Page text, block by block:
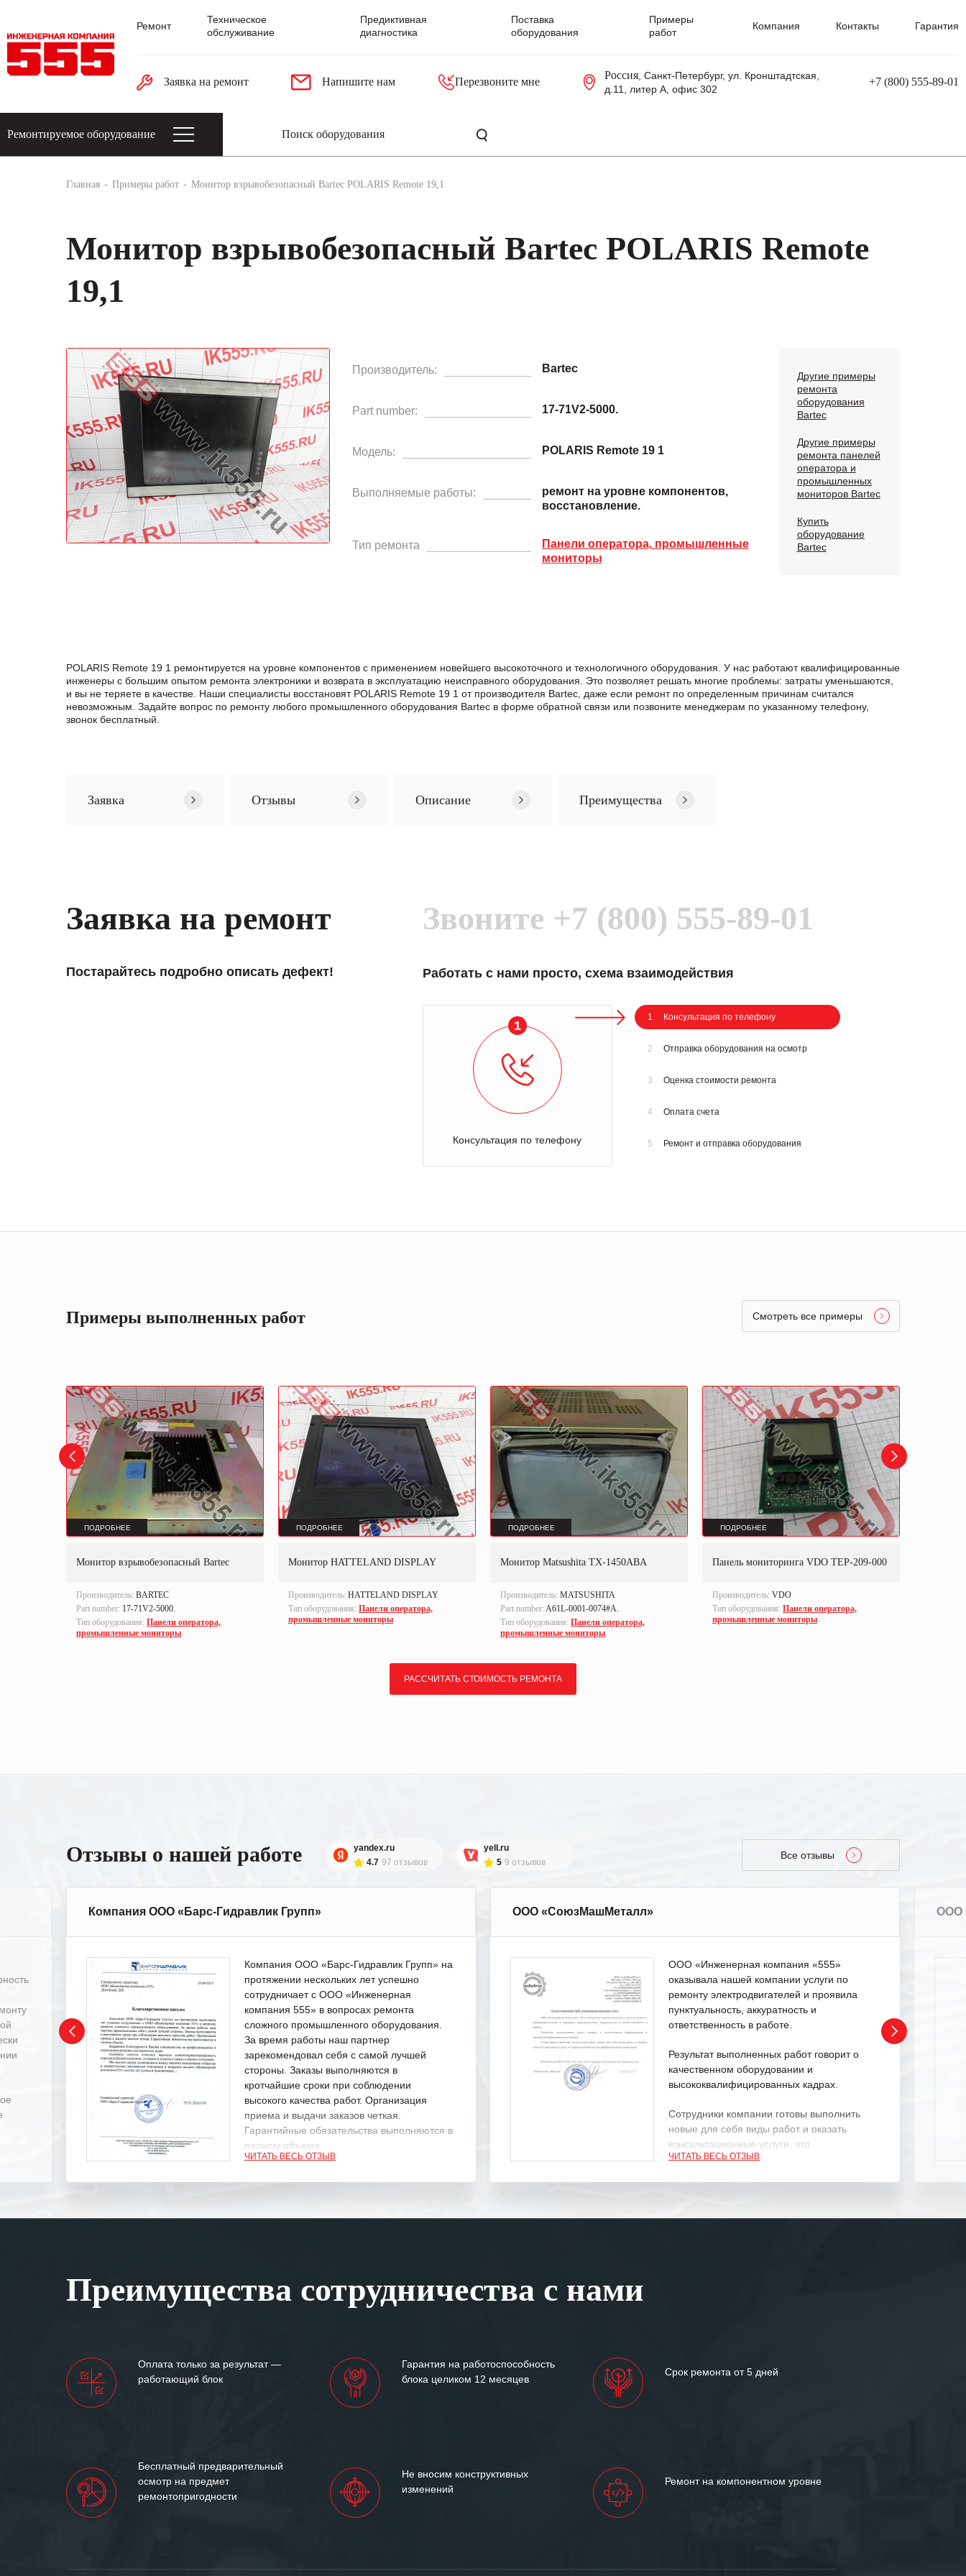
Ремонт
Техническое
обслуживание
Предиктивная
диагностика
Поставка
оборудования
Примеры
работ
Компания Контакты Гарантия
Заявка на ремонт Напишите нам Перезвоните мне
Россия, Санкт-Петербург, ул. Кронштадтская,
д.11, литер А, офис 302
+7 (800) 555-89-01
Ремонтируемое оборудование
Главная Примеры работ Монитор взрывобезопасный Bartec POLARIS Remote 19,1
Монитор взрывобезопасный Bartec POLARIS Remote
19,1
Производитель: Bartec
Part number: 17-71V2-5000.
Модель: POLARIS Remote 19 1
Выполняемые работы:
ремонт на уровне компонентов,
восстановление.
Тип ремонта
Панели оператора, промышленные
мониторы
Другие примеры
ремонта
оборудования
Bartec
Другие примеры
ремонта панелей
оператора и
промышленных
мониторов Bartec
Купить
оборудование
Bartec
POLARIS Remote 19 1 ремонтируется на уровне компонентов с применением новейшего высокоточного и технологичного оборудования. У нас работают квалифицированные
инженеры с большим опытом ремонта электроники и возврата в эксплуатацию неисправного оборудования. Это позволяет решать многие проблемы: затраты уменьшаются,
и вы не теряете в качестве. Наши специалисты восстановят POLARIS Remote 19 1 от производителя Bartec, даже если ремонт по определенным причинам считался
невозможным. Задайте вопрос по ремонту любого промышленного оборудования Bartec в формe обратной связи или позвоните менеджерам по указанному телефону,
звонок бесплатный.
Заявка Отзывы Описание Преимущества
Заявка на ремонт
Постарайтесь подробно описать дефект!
Звоните +7 (800) 555-89-01
Работать с нами просто, схема взаимодействия
1
Консультация по телефону
1 Консультация по телефону
2 Отправка оборудования на осмотр
3 Оценка стоимости ремонта
4 Оплата счета
5 Ремонт и отправка оборудования
Примеры выполненных работ Смотреть все примеры
ПОДРОБНЕЕ
Монитор взрывобезопасный Bartec
Производитель: BARTEC
Part number: 17-71V2-5000.
Тип оборудования: Панели оператора,
промышленные мониторы
ПОДРОБНЕЕ
Монитор HATTELAND DISPLAY
Производитель: HATTELAND DISPLAY
Тип оборудования: Панели оператора,
промышленные мониторы
ПОДРОБНЕЕ
Монитор Matsushita TX-1450ABA
Производитель: MATSUSHITA
Part number: A61L-0001-0074#A.
Тип оборудования: Панели оператора,
промышленные мониторы
ПОДРОБНЕЕ
Панель мониторинга VDO TEP-209-000
Производитель: VDO
Тип оборудования: Панели оператора,
промышленные мониторы
РАССЧИТАТЬ СТОИМОСТЬ РЕМОНТА
Отзывы о нашей работе
yandex.ru
4.7 97 отзывов
yell.ru
5 9 отзывов
Все отзывы
Компания ООО «Барс-Гидравлик Групп»
Компания ООО «Барс-Гидравлик Групп» на
протяжении нескольких лет успешно
сотрудничает с ООО «Инженерная
компания 555» в вопросах ремонта
сложного промышленного оборудования.
За время работы наш партнер
зарекомендовал себя с самой лучшей
стороны. Заказы выполняются в
кротчайшие сроки при соблюдении
высокого качества работ. Организация
приема и выдачи заказов четкая.
Гарантийные обязательства выполняются в
полном объеме.
Мы высоко ценим сложившиеся между
«555» долгих лет успеха и процветания.
ЧИТАТЬ ВЕСЬ ОТЗЫВ
ООО «СоюзМашМеталл»
ООО «Инженерная компания «555»
оказывала нашей компании услуги по
ремонту электродвигателей и проявила
пунктуальность, аккуратность и
ответственность в работе.
Результат выполненных работ говорит о
качественном оборудовании и
высококвалифицированных кадрах.
Сотрудники компании готовы выполнить
новые для себя виды работ и оказать
консультационные услуги, что
характеризует их как профессионалов
ответственного и надежного поставщика
ЧИТАТЬ ВЕСЬ ОТЗЫВ
ООО
Преимущества сотрудничества с нами
Оплата только за результат —
работающий блок
Гарантия на работоспособность
блока целиком 12 месяцев
Срок ремонта от 5 дней
Бесплатный предварительный
осмотр на предмет
ремонтопригодности
Не вносим конструктивных
изменений
Ремонт на компонентном уровне